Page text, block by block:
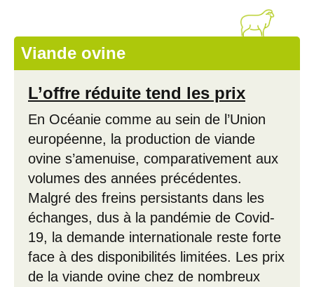
Viande ovine
L’offre réduite tend les prix
En Océanie comme au sein de l’Union
européenne, la production de viande
ovine s’amenuise, comparativement aux
volumes des années précédentes.
Malgré des freins persistants dans les
échanges, dus à la pandémie de Covid-
19, la demande internationale reste forte
face à des disponibilités limitées. Les prix
de la viande ovine chez de nombreux